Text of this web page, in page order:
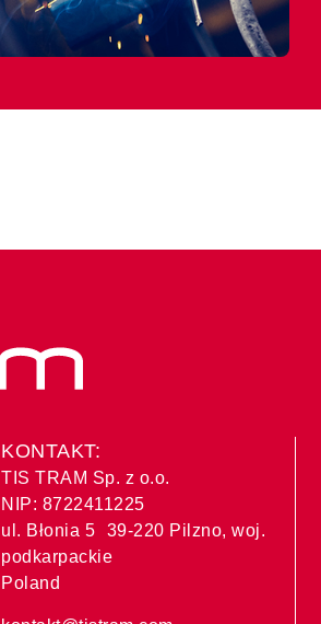
KONTAKT:
TIS TRAM Sp. z o.o.
NIP: 8722411225
ul. Błonia 5 39-220 Pilzno, woj.
podkarpackie
Poland